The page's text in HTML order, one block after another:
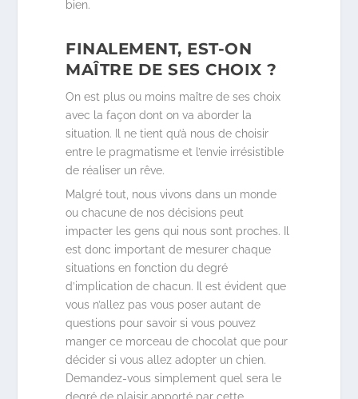
bien.
FINALEMENT, EST-ON
MAÎTRE DE SES CHOIX ?
On est plus ou moins maître de ses choix
avec la façon dont on va aborder la
situation. Il ne tient qu’à nous de choisir
entre le pragmatisme et l’envie irrésistible
de réaliser un rêve.
Malgré tout, nous vivons dans un monde
ou chacune de nos décisions peut
impacter les gens qui nous sont proches. Il
est donc important de mesurer chaque
situations en fonction du degré
d’implication de chacun. Il est évident que
vous n’allez pas vous poser autant de
questions pour savoir si vous pouvez
manger ce morceau de chocolat que pour
décider si vous allez adopter un chien.
Demandez-vous simplement quel sera le